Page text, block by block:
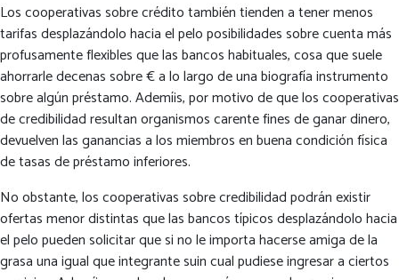
Los cooperativas sobre crédito también tienden a tener menos
tarifas desplazándolo hacia el pelo posibilidades sobre cuenta más
profusamente flexibles que las bancos habituales, cosa que suele
ahorrarle decenas sobre € a lo largo de una biografía instrumento
sobre algún préstamo. Ademí¡s, por motivo de que los cooperativas
de credibilidad resultan organismos carente fines de ganar dinero,
devuelven las ganancias a los miembros en buena condición física
de tasas de préstamo inferiores.
No obstante, los cooperativas sobre credibilidad podrán existir
ofertas menor distintas que las bancos tí­picos desplazándolo hacia
el pelo pueden solicitar que si no le importa hacerse amiga de la
grasa una igual que integrante suin cual pudiese ingresar a ciertos